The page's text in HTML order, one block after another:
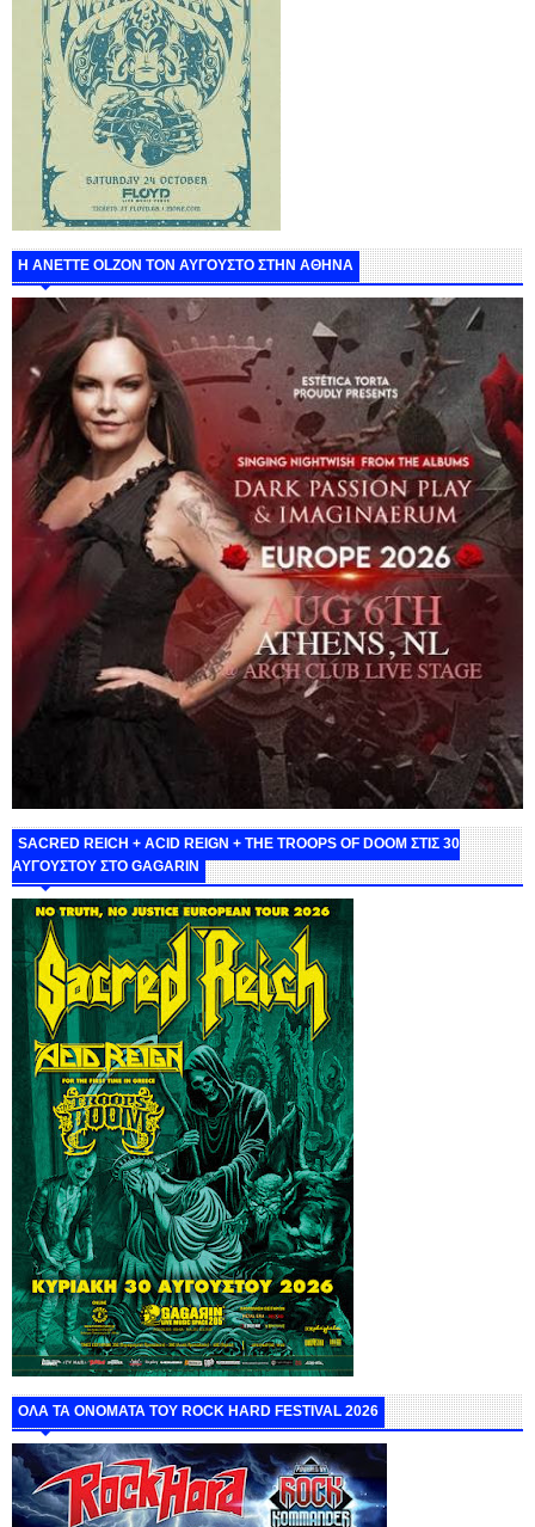
Η ANETTE OLZON ΤΟΝ ΑΥΓΟΥΣΤΟ ΣΤΗΝ ΑΘΗΝΑ
SACRED REICH + ACID REIGN + THE TROOPS OF DOOM ΣΤΙΣ 30
ΑΥΓΟΥΣΤΟΥ ΣΤΟ GAGARIN
ΟΛΑ ΤΑ ΟΝΟΜΑΤΑ ΤΟΥ ROCK HARD FESTIVAL 2026